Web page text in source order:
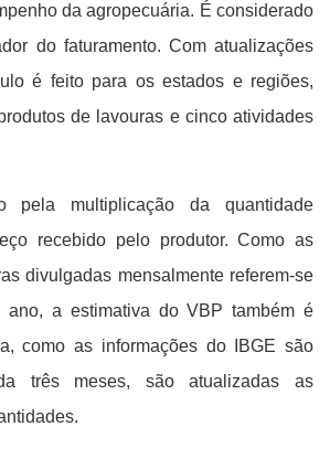
da agropecuária. É considerado
do faturamento. Com atualizações
é feito para os estados e regiões,
de lavouras e cinco atividades
multiplicação da quantidade
recebido pelo produtor. Como as
divulgadas mensalmente referem-se
a estimativa do VBP também é
como as informações do IBGE são
três meses, são atualizadas as